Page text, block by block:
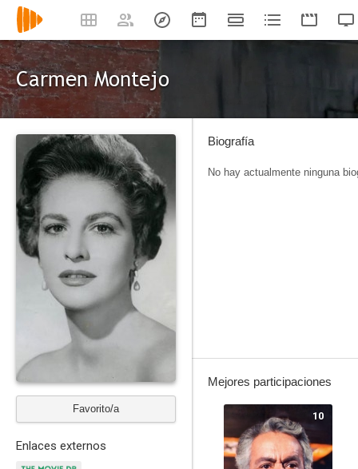
Carmen Montejo
Favorito/a
Enlaces externos
Biografía
No hay actualmente ninguna
Mejores participaciones
10